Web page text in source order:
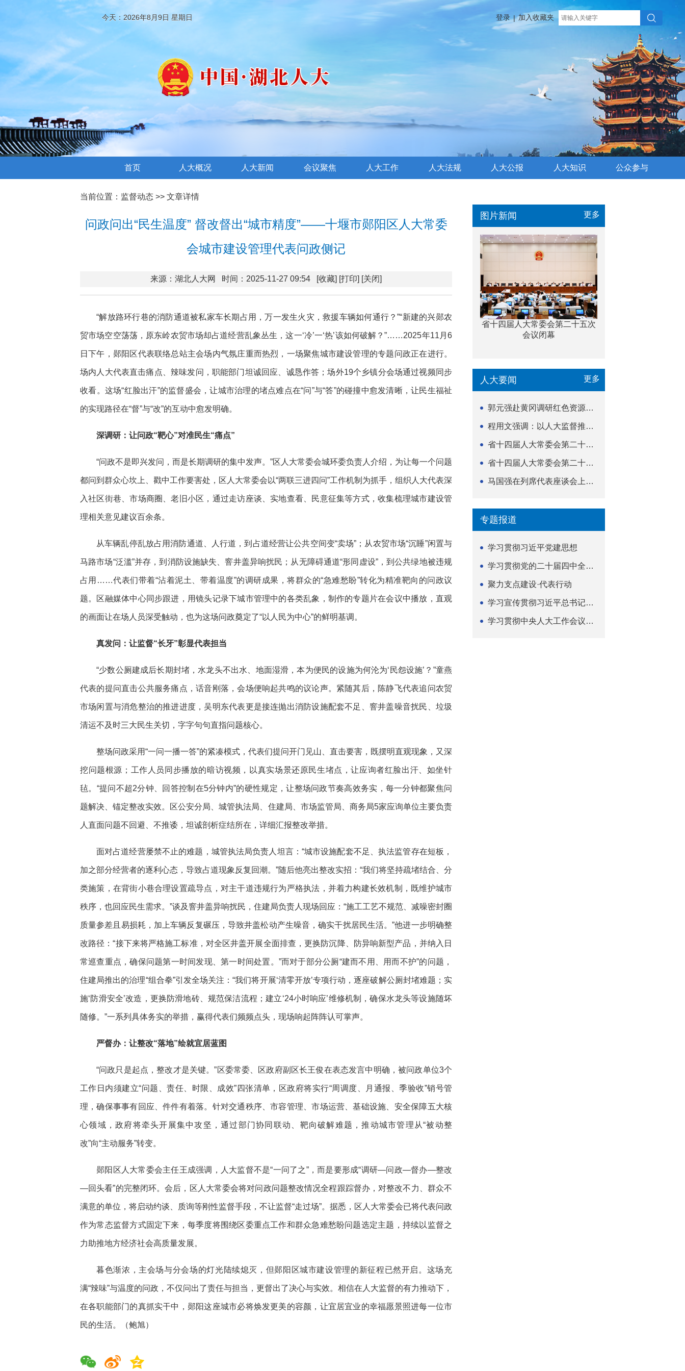
今天：2026年8月9日 星期日 登录 | 加入收藏夹
首页 人大概况 人大新闻 会议聚焦 人大工作 人大法规 人大公报 人大知识 公众参与
当前位置： 监督动态 >> 文章详情
问政问出“民生温度” 督改督出“城市精度”——十堰市郧阳区人大常委
会城市建设管理代表问政侧记
来源：湖北人大网 时间：2025-11-27 09:54 [收藏] [打印] [关闭]
“解放路环行巷的消防通道被私家车长期占用，万一发生火灾，救援车辆如何通行？”“新建的兴郧农
贸市场空空荡荡，原东岭农贸市场却占道经营乱象丛生，这一‘冷’一‘热’该如何破解？”……2025年11月6
日下午，郧阳区代表联络总站主会场内气氛庄重而热烈，一场聚焦城市建设管理的专题问政正在进行。
场内人大代表直击痛点、辣味发问，职能部门坦诚回应、诚恳作答；场外19个乡镇分会场通过视频同步
收看。这场“红脸出汗”的监督盛会，让城市治理的堵点难点在“问”与“答”的碰撞中愈发清晰，让民生福祉
的实现路径在“督”与“改”的互动中愈发明确。
深调研：让问政“靶心”对准民生“痛点”
“问政不是即兴发问，而是长期调研的集中发声。”区人大常委会城环委负责人介绍，为让每一个问题
都问到群众心坎上、戳中工作要害处，区人大常委会以“两联三进四问”工作机制为抓手，组织人大代表深
入社区街巷、市场商圈、老旧小区，通过走访座谈、实地查看、民意征集等方式，收集梳理城市建设管
理相关意见建议百余条。
从车辆乱停乱放占用消防通道、人行道，到占道经营让公共空间变“卖场”；从农贸市场“沉睡”闲置与
马路市场“泛滥”并存，到消防设施缺失、窨井盖异响扰民；从无障碍通道“形同虚设”，到公共绿地被违规
占用……代表们带着“沾着泥土、带着温度”的调研成果，将群众的“急难愁盼”转化为精准靶向的问政议
题。区融媒体中心同步跟进，用镜头记录下城市管理中的各类乱象，制作的专题片在会议中播放，直观
的画面让在场人员深受触动，也为这场问政奠定了“以人民为中心”的鲜明基调。
真发问：让监督“长牙”彰显代表担当
“少数公厕建成后长期封堵，水龙头不出水、地面湿滑，本为便民的设施为何沦为‘民怨设施’？”童燕
代表的提问直击公共服务痛点，话音刚落，会场便响起共鸣的议论声。紧随其后，陈静飞代表追问农贸
市场闲置与消危整治的推进进度，吴明东代表更是接连抛出消防设施配套不足、窨井盖噪音扰民、垃圾
清运不及时三大民生关切，字字句句直指问题核心。
整场问政采用“一问一播一答”的紧凑模式，代表们提问开门见山、直击要害，既摆明直观现象，又深
挖问题根源；工作人员同步播放的暗访视频，以真实场景还原民生堵点，让应询者红脸出汗、如坐针
毡。“提问不超2分钟、回答控制在5分钟内”的硬性规定，让整场问政节奏高效务实，每一分钟都聚焦问
题解决、锚定整改实效。区公安分局、城管执法局、住建局、市场监管局、商务局5家应询单位主要负责
人直面问题不回避、不推诿，坦诚剖析症结所在，详细汇报整改举措。
面对占道经营屡禁不止的难题，城管执法局负责人坦言：“城市设施配套不足、执法监管存在短板，
加之部分经营者的逐利心态，导致占道现象反复回潮。”随后他亮出整改实招：“我们将坚持疏堵结合、分
类施策，在背街小巷合理设置疏导点，对主干道违规行为严格执法，并着力构建长效机制，既维护城市
秩序，也回应民生需求。”谈及窨井盖异响扰民，住建局负责人现场回应：“施工工艺不规范、减噪密封圈
质量参差且易损耗，加上车辆反复碾压，导致井盖松动产生噪音，确实干扰居民生活。”他进一步明确整
改路径：“接下来将严格施工标准，对全区井盖开展全面排查，更换防沉降、防异响新型产品，并纳入日
常巡查重点，确保问题第一时间发现、第一时间处置。”而对于部分公厕“建而不用、用而不护”的问题，
住建局推出的治理“组合拳”引发全场关注：“我们将开展‘清零开放’专项行动，逐座破解公厕封堵难题；实
施‘防滑安全’改造，更换防滑地砖、规范保洁流程；建立‘24小时响应’维修机制，确保水龙头等设施随坏
随修。”一系列具体务实的举措，赢得代表们频频点头，现场响起阵阵认可掌声。
严督办：让整改“落地”绘就宜居蓝图
“问政只是起点，整改才是关键。”区委常委、区政府副区长王俊在表态发言中明确，被问政单位3个
工作日内须建立“问题、责任、时限、成效”四张清单，区政府将实行“周调度、月通报、季验收”销号管
理，确保事事有回应、件件有着落。针对交通秩序、市容管理、市场运营、基础设施、安全保障五大核
心领域，政府将牵头开展集中攻坚，通过部门协同联动、靶向破解难题，推动城市管理从“被动整
改”向“主动服务”转变。
郧阳区人大常委会主任王成强调，人大监督不是“一问了之”，而是要形成“调研—问政—督办—整改
—回头看”的完整闭环。会后，区人大常委会将对问政问题整改情况全程跟踪督办，对整改不力、群众不
满意的单位，将启动约谈、质询等刚性监督手段，不让监督“走过场”。据悉，区人大常委会已将代表问政
作为常态监督方式固定下来，每季度将围绕区委重点工作和群众急难愁盼问题选定主题，持续以监督之
力助推地方经济社会高质量发展。
暮色渐浓，主会场与分会场的灯光陆续熄灭，但郧阳区城市建设管理的新征程已然开启。这场充
满“辣味”与温度的问政，不仅问出了责任与担当，更督出了决心与实效。相信在人大监督的有力推动下，
在各职能部门的真抓实干中，郧阳这座城市必将焕发更美的容颜，让宜居宜业的幸福愿景照进每一位市
民的生活。（鲍旭）
图片新闻 更多
省十四届人大常委会第二十五次
会议闭幕
人大要闻 更多
郭元强赴黄冈调研红色资源保护传承立法等工作
程用文强调：以人大监督推动科技金融高质量发展
省十四届人大常委会第二十五次会议闭幕
省十四届人大常委会第二十五次会议举行
马国强在列席代表座谈会上强调 以精准履职筑牢荆楚...
专题报道
学习贯彻习近平党建思想
学习贯彻党的二十届四中全会精神
聚力支点建设·代表行动
学习宣传贯彻习近平总书记关于坚持
学习贯彻中央人大工作会议精神